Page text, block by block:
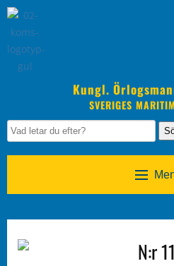
Kungl.
SVERIGES
N:r